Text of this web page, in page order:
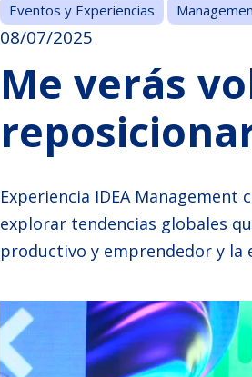
Eventos y Experiencias
08/07/2025
Me verás
Experiencia IDEA
explorar tendencias globales
productivo y emprendedor y la